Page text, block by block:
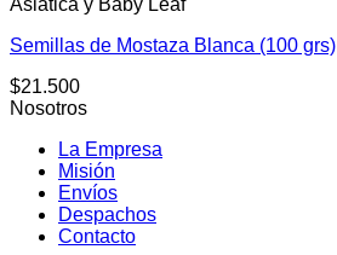
Asiatica y Baby Leaf
Semillas de Mostaza Blanca (100 grs)
$21.500
Nosotros
La Empresa
Misión
Envíos
Despachos
Contacto